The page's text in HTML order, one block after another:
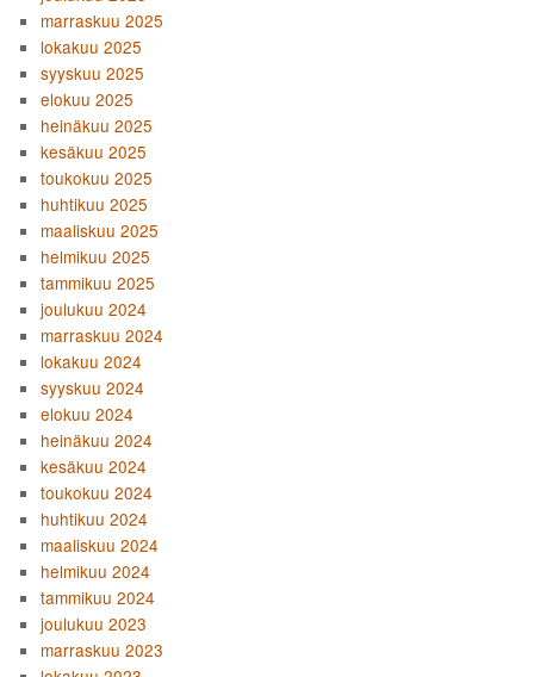
marraskuu 2025
lokakuu 2025
syyskuu 2025
elokuu 2025
heinäkuu 2025
kesäkuu 2025
toukokuu 2025
huhtikuu 2025
maaliskuu 2025
helmikuu 2025
tammikuu 2025
joulukuu 2024
marraskuu 2024
lokakuu 2024
syyskuu 2024
elokuu 2024
heinäkuu 2024
kesäkuu 2024
toukokuu 2024
huhtikuu 2024
maaliskuu 2024
helmikuu 2024
tammikuu 2024
joulukuu 2023
marraskuu 2023